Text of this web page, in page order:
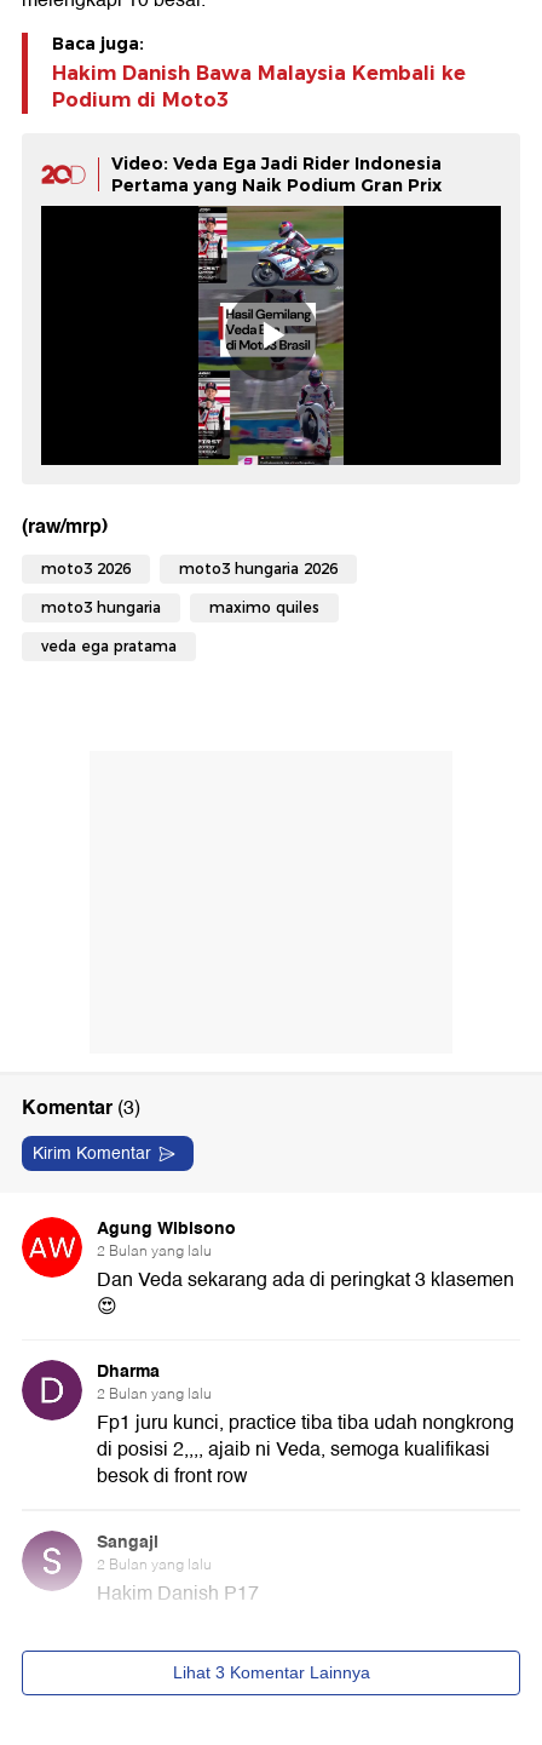
Baca juga:
Hakim Danish Bawa Malaysia Kembali ke
Podium di Moto3
Video: Veda Ega Jadi Rider Indonesia
Pertama yang Naik Podium Gran Prix
(raw/mrp)
moto3 2026 moto3 hungaria 2026
moto3 hungaria maximo quiles
veda ega pratama